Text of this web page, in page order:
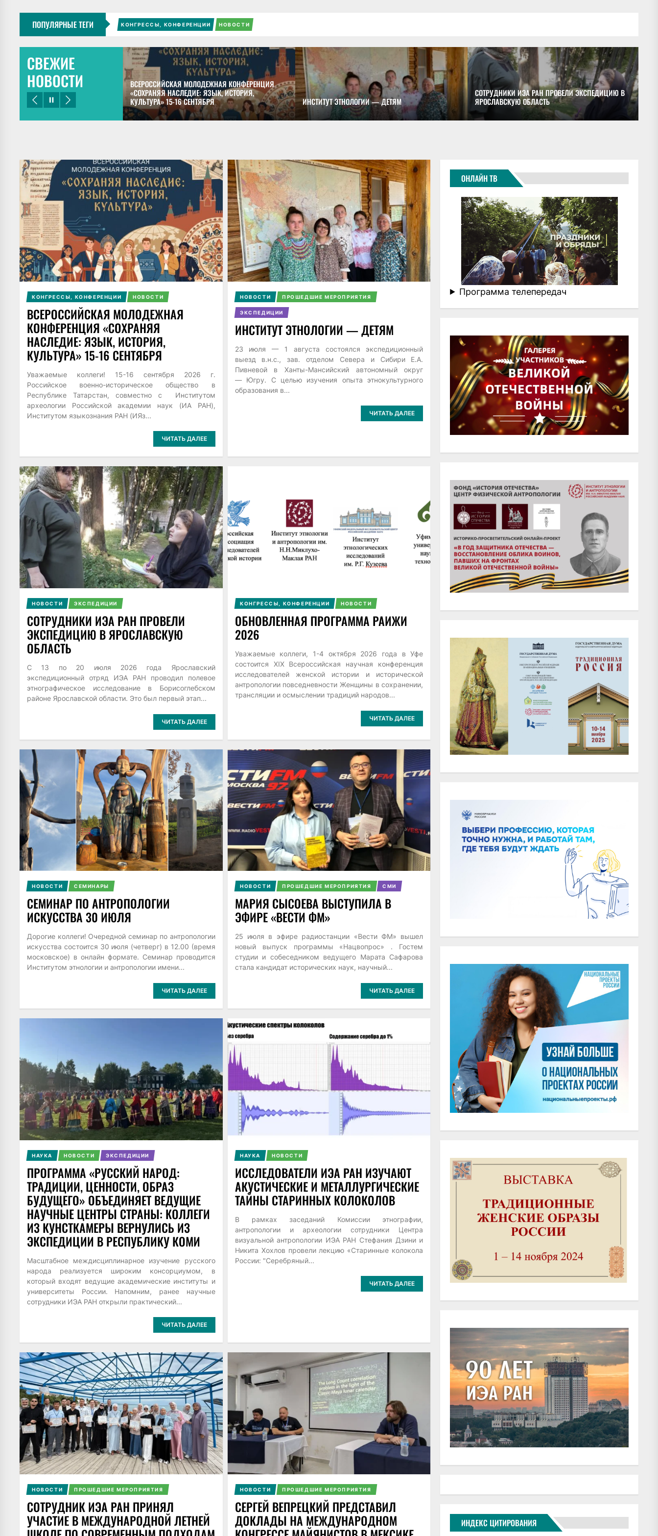
ПОПУЛЯРНЫЕ ТЕГИ КОНГРЕССЫ, КОНФЕРЕНЦИИ НОВОСТИ
СВЕЖИЕ
НОВОСТИ
ПРЕДСТАВИЛ ДОКЛАДЫ НА
КОНГРЕССЕ МАЙЯНИСТОВ В
ВСЕРОССИЙСКАЯ МОЛОДЕЖНАЯ КОНФЕРЕНЦИЯ
«СОХРАНЯЯ НАСЛЕДИЕ: ЯЗЫК, ИСТОРИЯ,
КУЛЬТУРА» 15-16 СЕНТЯБРЯ
ИНСТИТУТ ЭТНОЛОГИИ — ДЕТЯМ
СОТРУДНИКИ ИЭА РАН ПРОВЕЛИ ЭКСПЕДИЦИЮ В
ЯРОСЛАВСКУЮ ОБЛАСТЬ
КОНГРЕССЫ, КОНФЕРЕНЦИИ НОВОСТИ
ВСЕРОССИЙСКАЯ МОЛОДЕЖНАЯ
КОНФЕРЕНЦИЯ «СОХРАНЯЯ
НАСЛЕДИЕ: ЯЗЫК, ИСТОРИЯ,
КУЛЬТУРА» 15-16 СЕНТЯБРЯ
Уважаемые коллеги! 15-16 сентября 2026 г.
Российское военно-историческое общество в
Республике Татарстан, совместно с Институтом
археологии Российской академии наук (ИА РАН),
Институтом языкознания РАН (ИЯз...
ЧИТАТЬ ДАЛЕЕ
НОВОСТИ ПРОШЕДШИЕ МЕРОПРИЯТИЯ
ЭКСПЕДИЦИИ
ИНСТИТУТ ЭТНОЛОГИИ — ДЕТЯМ
23 июля — 1 августа состоялся экспедиционный
выезд в.н.с., зав. отделом Севера и Сибири Е.А.
Пивневой в Ханты-Мансийский автономный округ
— Югру. С целью изучения опыта этнокультурного
образования в...
ЧИТАТЬ ДАЛЕЕ
НОВОСТИ ЭКСПЕДИЦИИ
СОТРУДНИКИ ИЭА РАН ПРОВЕЛИ
ЭКСПЕДИЦИЮ В ЯРОСЛАВСКУЮ
ОБЛАСТЬ
С 13 по 20 июля 2026 года Ярославский
экспедиционный отряд ИЭА РАН проводил полевое
этнографическое исследование в Борисоглебском
районе Ярославской области. Это был первый этап...
ЧИТАТЬ ДАЛЕЕ
КОНГРЕССЫ, КОНФЕРЕНЦИИ НОВОСТИ
ОБНОВЛЕННАЯ ПРОГРАММА РАИЖИ
2026
Уважаемые коллеги, 1-4 октября 2026 года в Уфе
состоится XIX Всероссийская научная конференция
исследователей женской истории и исторической
антропологии повседневности Женщины в сохранении,
трансляции и осмыслении традиций народов...
ЧИТАТЬ ДАЛЕЕ
НОВОСТИ СЕМИНАРЫ
СЕМИНАР ПО АНТРОПОЛОГИИ
ИСКУССТВА 30 ИЮЛЯ
Дорогие коллеги! Очередной семинар по антропологии
искусства состоится 30 июля (четверг) в 12.00 (время
московское) в онлайн формате. Семинар проводится
Институтом этнологии и антропологии имени...
ЧИТАТЬ ДАЛЕЕ
НОВОСТИ ПРОШЕДШИЕ МЕРОПРИЯТИЯ СМИ
МАРИЯ СЫСОЕВА ВЫСТУПИЛА В
ЭФИРЕ «ВЕСТИ ФМ»
25 июля в эфире радиостанции «Вести ФМ» вышел
новый выпуск программы «Нацвопрос» . Гостем
студии и собеседником ведущего Марата Сафарова
стала кандидат исторических наук, научный...
ЧИТАТЬ ДАЛЕЕ
НАУКА НОВОСТИ ЭКСПЕДИЦИИ
ПРОГРАММА «РУССКИЙ НАРОД:
ТРАДИЦИИ, ЦЕННОСТИ, ОБРАЗ
БУДУЩЕГО» ОБЪЕДИНЯЕТ ВЕДУЩИЕ
НАУЧНЫЕ ЦЕНТРЫ СТРАНЫ: КОЛЛЕГИ
ИЗ КУНСТКАМЕРЫ ВЕРНУЛИСЬ ИЗ
ЭКСПЕДИЦИИ В РЕСПУБЛИКУ КОМИ
Масштабное междисциплинарное изучение русского
народа реализуется широким консорциумом, в
который входят ведущие академические институты и
университеты России. Напомним, ранее научные
сотрудники ИЭА РАН открыли практический...
ЧИТАТЬ ДАЛЕЕ
НАУКА НОВОСТИ
ИССЛЕДОВАТЕЛИ ИЭА РАН ИЗУЧАЮТ
АКУСТИЧЕСКИЕ И МЕТАЛЛУРГИЧЕСКИЕ
ТАЙНЫ СТАРИННЫХ КОЛОКОЛОВ
В рамках заседаний Комиссии этнографии,
антропологии и археологии сотрудники Центра
визуальной антропологии ИЭА РАН Стефания Дзини и
Никита Хохлов провели лекцию «Старинные колокола
России: "Серебряный...
ЧИТАТЬ ДАЛЕЕ
НОВОСТИ ПРОШЕДШИЕ МЕРОПРИЯТИЯ
СОТРУДНИК ИЭА РАН ПРИНЯЛ
УЧАСТИЕ В МЕЖДУНАРОДНОЙ ЛЕТНЕЙ
НОВОСТИ ПРОШЕДШИЕ МЕРОПРИЯТИЯ
СЕРГЕЙ ВЕПРЕЦКИЙ ПРЕДСТАВИЛ
ДОКЛАДЫ НА МЕЖДУНАРОДНОМ
ОНЛАЙН ТВ
Программа телепередач
ИНДЕКС ЦИТИРОВАНИЯ